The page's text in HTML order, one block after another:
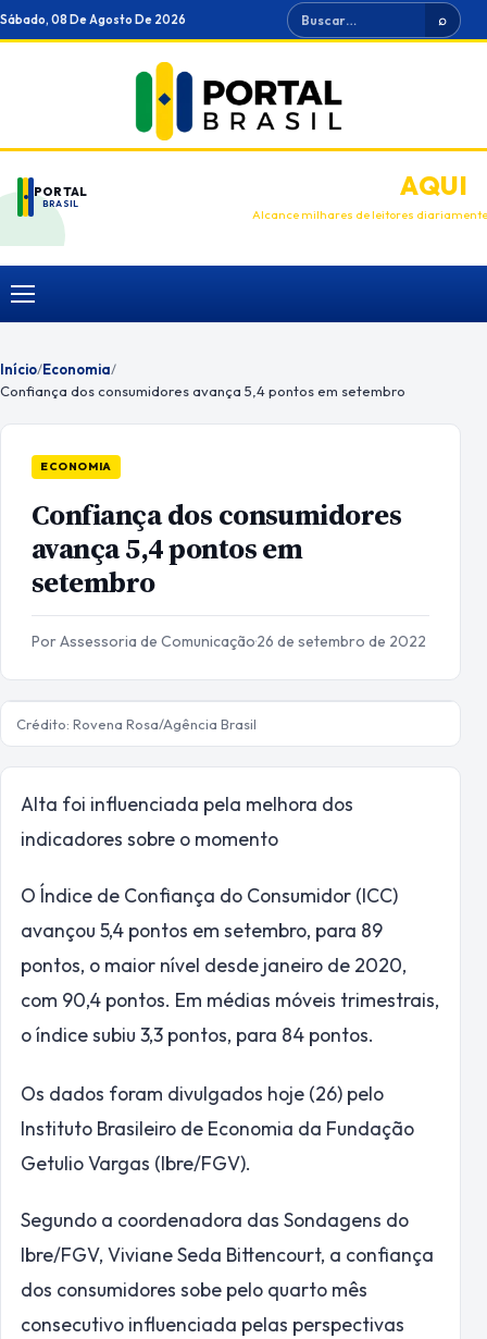
Ir
para
Sábado, 08 De Agosto De 2026 Buscar ⌕
PORTAL
BRASIL
ANUNCIEAQUI
Alcance milhares de leitores diariamente
Menu
Início/Economia/
Confiança dos consumidores avança 5,4 pontos em setembro
ECONOMIA
Confiança dos consumidores
avança 5,4 pontos em
setembro
Por Assessoria de Comunicação·26 de setembro de 2022
Crédito: Rovena Rosa/Agência Brasil
Alta foi influenciada pela melhora dos
indicadores sobre o momento
O Índice de Confiança do Consumidor (ICC)
avançou 5,4 pontos em setembro, para 89
pontos, o maior nível desde janeiro de 2020,
com 90,4 pontos. Em médias móveis trimestrais,
o índice subiu 3,3 pontos, para 84 pontos.
Os dados foram divulgados hoje (26) pelo
Instituto Brasileiro de Economia da Fundação
Getulio Vargas (Ibre/FGV).
Segundo a coordenadora das Sondagens do
Ibre/FGV, Viviane Seda Bittencourt, a confiança
dos consumidores sobe pelo quarto mês
consecutivo influenciada pelas perspectivas